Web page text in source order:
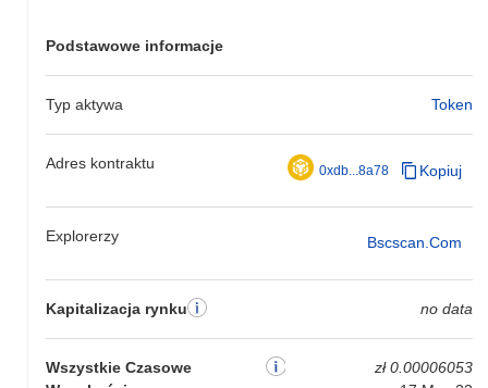
Podstawowe informacje
Typ aktywa Token
Adres kontraktu 0xdb...8a78 Kopiuj
Explorerzy Bscscan.com
Kapitalizacja rynku no data
Wszystkie Czasowe
zł 0.00006053